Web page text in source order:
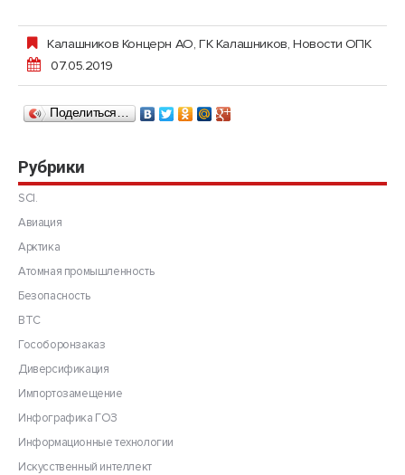
Калашников Концерн АО, ГК Калашников,Новости ОПК
07.05.2019
Поделиться…
Рубрики
SCI.
Авиация
Арктика
Атомная промышленность
Безопасность
ВТС
Гособоронзаказ
Диверсификация
Импортозамещение
Инфографика ГОЗ
Информационные технологии
Искусственный интеллект